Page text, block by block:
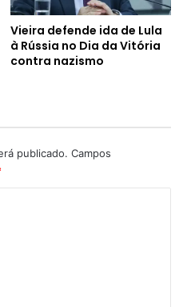
Vieira defende ida de Lula
à Rússia no Dia da Vitória
contra nazismo
publicado. Campos